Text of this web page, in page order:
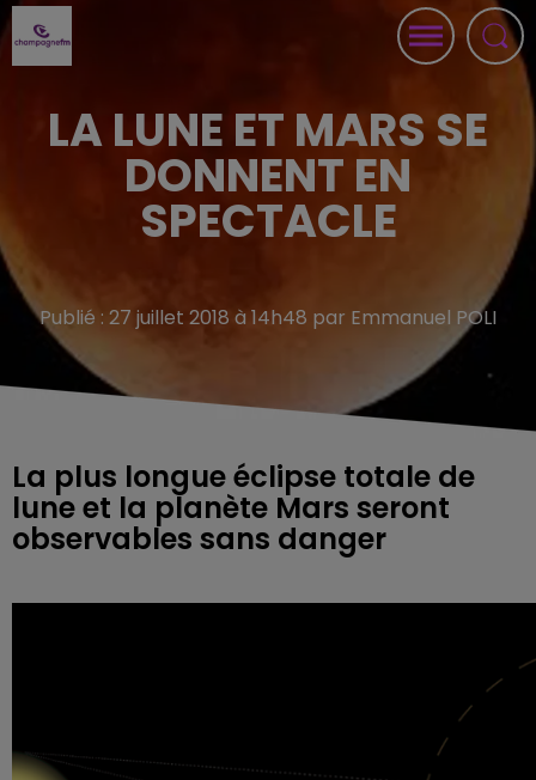
LA LUNE ET MARS SE
DONNENT EN
SPECTACLE
Publié : 27 juillet 2018 à 14h48 par Emmanuel POLI
La plus longue éclipse totale de
lune et la planète Mars seront
observables sans danger